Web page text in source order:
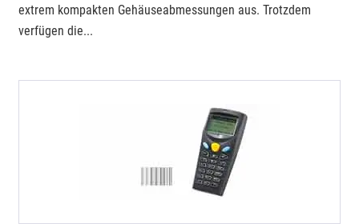
extrem kompakten Gehäuseabmessungen aus. Trotzdem
verfügen die...